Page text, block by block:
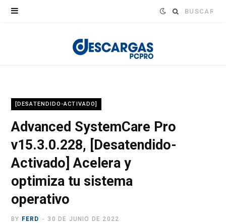
Buscar:
[DESATENDIDO-ACTIVADO]
Advanced SystemCare Pro
v15.3.0.228, [Desatendido-
Activado] Acelera y
optimiza tu sistema
operativo
BY FERD 30 DE JUNIO DE 2022